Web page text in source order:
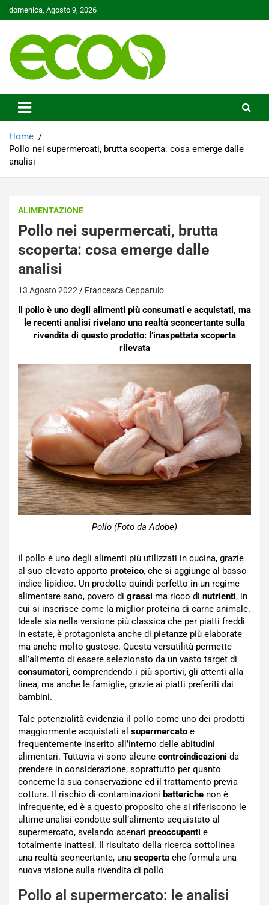
Skip
to
domenica, Agosto 9, 2026
Ecoo.it
Home
Pollo nei supermercati, brutta scoperta: cosa emerge dalle
analisi
ALIMENTAZIONE
Pollo nei supermercati, brutta
scoperta: cosa emerge dalle
analisi
13 Agosto 2022 Francesca Cepparulo
Il pollo è uno degli alimenti più consumati e acquistati, ma
le recenti analisi rivelano una realtà sconcertante sulla
rivendita di questo prodotto: l’inaspettata scoperta
rilevata
Pollo (Foto da Adobe)
Il pollo è uno degli alimenti più utilizzati in cucina, grazie
al suo elevato apporto proteico, che si aggiunge al basso
indice lipidico. Un prodotto quindi perfetto in un regime
alimentare sano, povero di grassi ma ricco di nutrienti, in
cui si inserisce come la miglior proteina di carne animale.
Ideale sia nella versione più classica che per piatti freddi
in estate, è protagonista anche di pietanze più elaborate
ma anche molto gustose. Questa versatilità permette
all’alimento di essere selezionato da un vasto target di
consumatori, comprendendo i più sportivi, gli attenti alla
linea, ma anche le famiglie, grazie ai piatti preferiti dai
bambini.
Tale potenzialità evidenzia il pollo come uno dei prodotti
maggiormente acquistati al supermercato e
frequentemente inserito all’interno delle abitudini
alimentari. Tuttavia vi sono alcune controindicazioni da
prendere in considerazione, soprattutto per quanto
concerne la sua conservazione ed il trattamento previa
cottura. Il rischio di contaminazioni batteriche non è
infrequente, ed è a questo proposito che si riferiscono le
ultime analisi condotte sull’alimento acquistato al
supermercato, svelando scenari preoccupanti e
totalmente inattesi. Il risultato della ricerca sottolinea
una realtà sconcertante, una scoperta che formula una
nuova visione sulla rivendita di pollo
Pollo al supermercato: le analisi